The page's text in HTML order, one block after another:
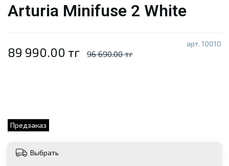
арт. 10010
Предзаказ
Arturia Minifuse 2 White
89 990.00 тг 96 690.00 тг
Выбрать